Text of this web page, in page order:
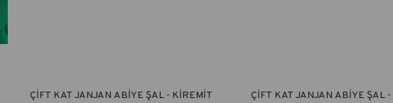
ÇİFT KAT JANJAN ABİYE ŞAL - KİREMİT
ÇİFT KAT JANJAN ABİYE ŞAL -